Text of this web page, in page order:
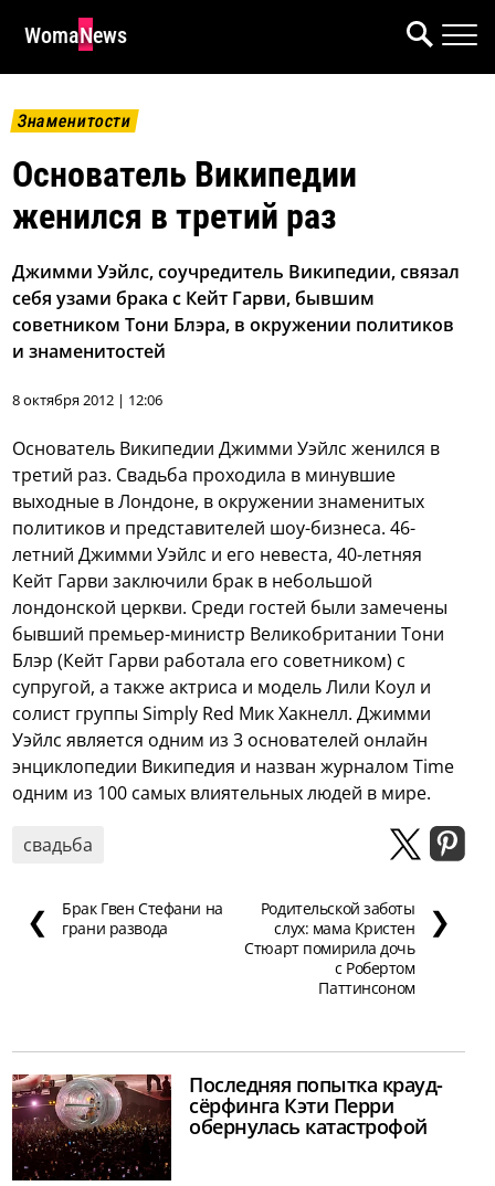
WomaNews
Знаменитости
Основатель Википедии
женился в третий раз
Джимми Уэйлс, соучредитель Википедии, связал
себя узами брака с Кейт Гарви, бывшим
советником Тони Блэра, в окружении политиков
и знаменитостей
8 октября 2012 | 12:06
Основатель Википедии Джимми Уэйлс женился в
третий раз. Свадьба проходила в минувшие
выходные в Лондоне, в окружении знаменитых
политиков и представителей шоу-бизнеса. 46-
летний Джимми Уэйлс и его невеста, 40-летняя
Кейт Гарви заключили брак в небольшой
лондонской церкви. Среди гостей были замечены
бывший премьер-министр Великобритании Тони
Блэр (Кейт Гарви работала его советником) с
супругой, а также актриса и модель Лили Коул и
солист группы Simply Red Мик Хакнелл. Джимми
Уэйлс является одним из 3 основателей онлайн
энциклопедии Википедия и назван журналом Time
одним из 100 самых влиятельных людей в мире.
свадьба
❮
Брак Гвен Стефани на
грани развода
Родительской заботы
слух: мама Кристен
Стюарт помирила дочь
с Робертом
Паттинсоном
❯
Последняя попытка крауд-
сёрфинга Кэти Перри
обернулась катастрофой